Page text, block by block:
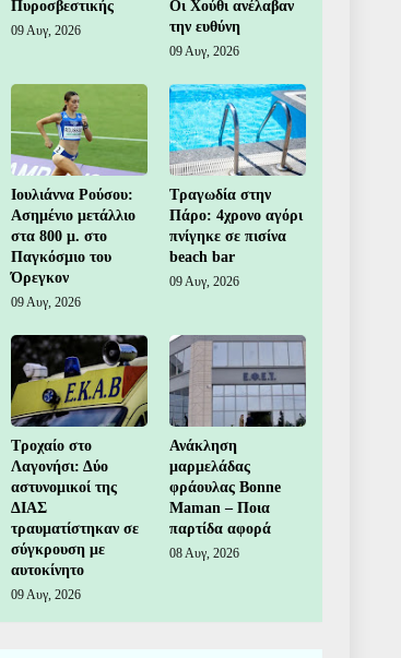
Πυροσβεστικής
09 Αυγ, 2026
Οι Χούθι ανέλαβαν
την ευθύνη
09 Αυγ, 2026
Ιουλιάννα Ρούσου:
Ασημένιο μετάλλιο
στα 800 μ. στο
Παγκόσμιο του
Όρεγκον
09 Αυγ, 2026
Τραγωδία στην
Πάρο: 4χρονο αγόρι
πνίγηκε σε πισίνα
beach bar
09 Αυγ, 2026
Τροχαίο στο
Λαγονήσι: Δύο
αστυνομικοί της
ΔΙΑΣ
τραυματίστηκαν σε
σύγκρουση με
αυτοκίνητο
09 Αυγ, 2026
Ανάκληση
μαρμελάδας
φράουλας Bonne
Maman – Ποια
παρτίδα αφορά
08 Αυγ, 2026